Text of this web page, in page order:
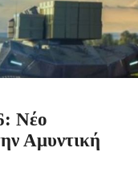
Νέο
Αμυντική